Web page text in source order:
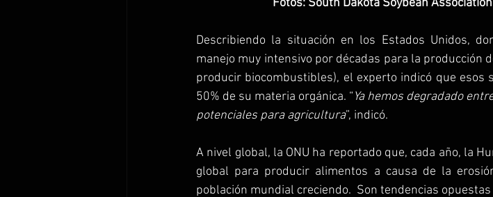
Fotos: South Dakota Soybean
Describiendo la situación en los Estados Unidos,
manejo muy intensivo por décadas para la producción
producir biocombustibles), el experto indicó que
50% de su materia orgánica. “Ya hemos degradado
potenciales para agricultura”, indicó.
A nivel global, la ONU ha reportado que, cada año, la
global para producir alimentos a causa de la
población mundial creciendo.  Son tendencias